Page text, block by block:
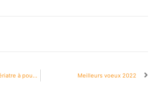
Poste de médecin gériatre à pouvoir au CHU de Rouen Meilleurs voeux 2022